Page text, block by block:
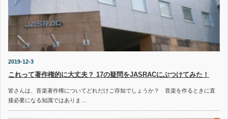
2019-12-3
これって著作権的に大丈夫？ 17の疑問をJASRACにぶつけてみた！
皆さんは、音楽著作権についてどれだけご存知でしょうか？ 音楽を作るときに直
接必要になる知識ではありま…